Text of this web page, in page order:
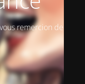
remercion de votre